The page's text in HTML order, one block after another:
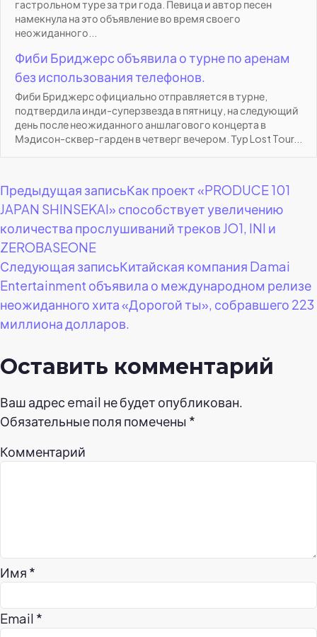
гастрольном туре за три года. Певица и автор песен
намекнула на это объявление во время своего
неожиданного...
Фиби Бриджерс объявила о турне по аренам
без использования телефонов.
Фиби Бриджерс официально отправляется в турне,
подтвердила инди-суперзвезда в пятницу, на следующий
день после неожиданного аншлагового концерта в
Мэдисон-сквер-гарден в четверг вечером. Тур Lost Tour...
Навигация
по
записям
Предыдущая записьКак проект «PRODUCE 101
JAPAN SHINSEKAI» способствует увеличению
количества прослушиваний треков JO1, INI и
ZEROBASEONE
Следующая записьКитайская компания Damai
Entertainment объявила о международном релизе
неожиданного хита «Дорогой ты», собравшего 223
миллиона долларов.
Оставить комментарий
Ваш адрес email не будет опубликован.
Обязательные поля помечены *
Комментарий
Имя *
Email *